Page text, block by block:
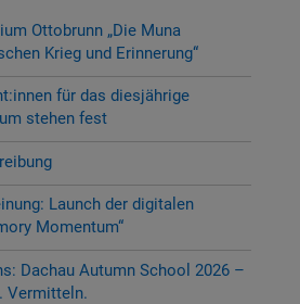
Ottobrunn „Die Muna
Krieg und Erinnerung“
für das diesjährige
stehen fest
Launch der digitalen
Momentum“
Dachau Autumn School 2026 –
Vermitteln.